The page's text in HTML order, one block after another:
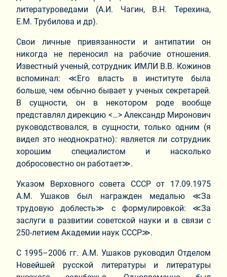
литературоведами (А.И. Чагин, В.Н. Терехина,
Е.М. Трубилова и др).
Свои личные привязанности и антипатии он
никогда не переносил на рабочие отношения.
Известный ученый, сотрудник ИМЛИ В.В. Кожинов
вспоминал: ≪Его власть в институте была
больше, чем обычно бывает у ученых секретарей.
В сущности, он в некотором роде вообще
представлял дирекцию <…> Александр Миронович
руководствовался, в сущности, только одним (я
видел это неоднократно): является ли сотрудник
хорошим специалистом и насколько
добросовестно он работает≫.
Указом Верховного совета СССР от 17.09.1975
А.М. Ушаков был награжден медалью ≪За
трудовую доблесть≫ с формулировкой: ≪За
заслуги в развитии советской науки и в связи с
250-летием Академии наук СССР≫.
С 1995–2006 гг. А.М. Ушаков руководил Отделом
Новейшей русской литературы и литературы